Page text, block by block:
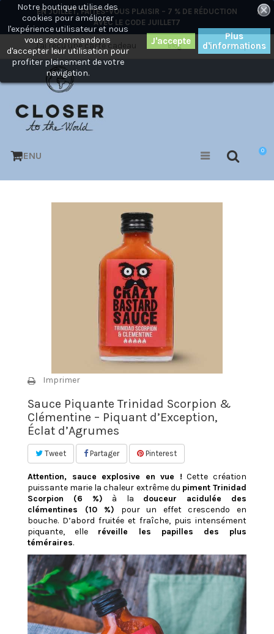
EN JUILLET, FAITES-VOUS PLAISIR – 7 % DE RÉDUCTION
AVEC LE CODE JUILLET7
×
Mon compte
Blog
J'ai reçu une carte cadeau
0
MENU
Notre boutique utilise des
cookies pour améliorer
l'expérience utilisateur et nous
vous recommandons
d'accepter leur utilisation pour
profiter pleinement de votre
navigation.
Plus
d'informations
Imprimer
Sauce Piquante Trinidad Scorpion &
Clémentine – Piquant d’Exception,
Éclat d’Agrumes
Tweet Partager Pinterest
Attention, sauce explosive en vue ! Cette création
puissante marie la chaleur extrême du piment Trinidad
Scorpion (6 %) à la douceur acidulée des
clémentines (10 %) pour un effet crescendo en
bouche. D’abord fruitée et fraîche, puis intensément
piquante, elle réveille les papilles des plus
téméraires.